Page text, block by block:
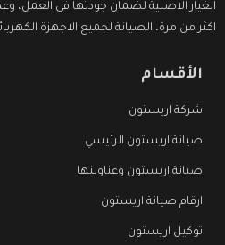
الغيار الاصلية لضمان جودتها فى العمل،
اكثر من مرة، الصيانة لجميع الاجهزة
الأقسام
شركة اريستون
صيانة اريستون الرئيسي
صيانة اريستون وعناوينها
ارقام صيانة اريستون
توكيل اريستون